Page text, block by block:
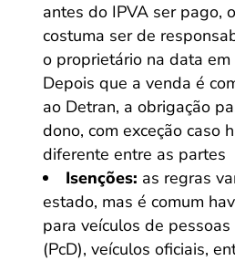
antes do IPVA ser pago,
costuma ser de
o proprietário na data
Depois que a venda é
ao Detran, a obrigação
dono, com exceção caso
diferente entre as partes
Isenções: as regras
estado, mas é comum
para veículos de
(PcD), veículos oficiais,